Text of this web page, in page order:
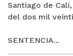
Santiago de
del dos mil
SENTENCIA...